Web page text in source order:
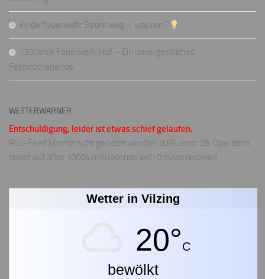
Kinderfeuerwehr Strom weg – was nun?
150 Jahre Feuerwehr Hof – Ein unvergessliches
Festwochenende
WETTERWARNER
Entschuldigung, leider ist etwas schief gelaufen.
RSS-Feed konnte nicht geladen werden: cURL error 28: Operation
timed out after 10004 milliseconds with 0 bytes received
Wetter in Vilzing
20°C
bewölkt